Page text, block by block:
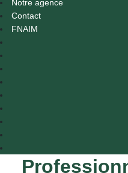
Notre agence
Contact
FNAIM